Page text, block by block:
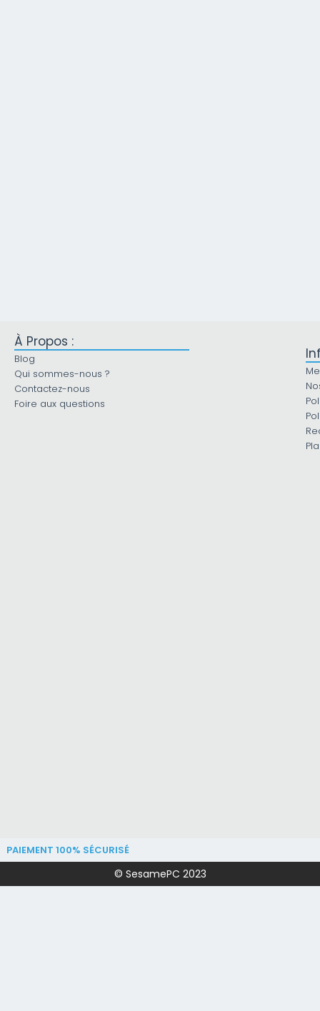
À Propos :
Blog
Qui sommes-nous ?
Contactez-nous
Foire aux questions
PAIEMENT 100% SÉCURISÉ
© SesamePC 2023